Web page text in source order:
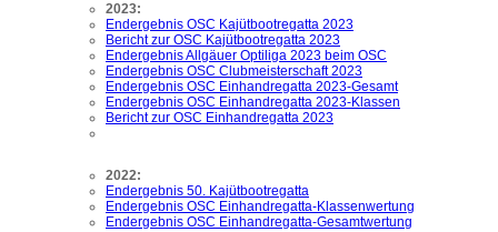
2023:
Endergebnis OSC Kajütbootregatta 2023
Bericht zur OSC Kajütbootregatta 2023
Endergebnis Allgäuer Optiliga 2023 beim OSC
Endergebnis OSC Clubmeisterschaft 2023
Endergebnis OSC Einhandregatta 2023-Gesamt
Endergebnis OSC Einhandregatta 2023-Klassen
Bericht zur OSC Einhandregatta 2023
2022:
Endergebnis 50. Kajütbootregatta
Endergebnis OSC Einhandregatta-Klassenwertung
Endergebnis OSC Einhandregatta-Gesamtwertung